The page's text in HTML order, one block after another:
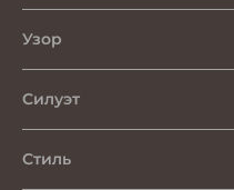
Узор
Силуэт
Стиль